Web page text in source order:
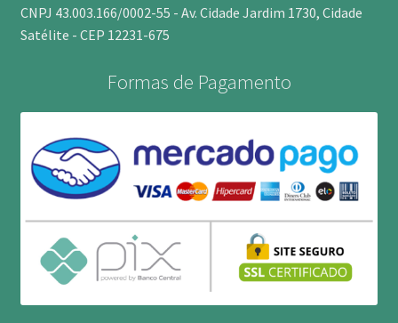
CNPJ 43.003.166/0002-55 - Av. Cidade Jardim 1730, Cidade
Satélite - CEP 12231-675
Formas de Pagamento